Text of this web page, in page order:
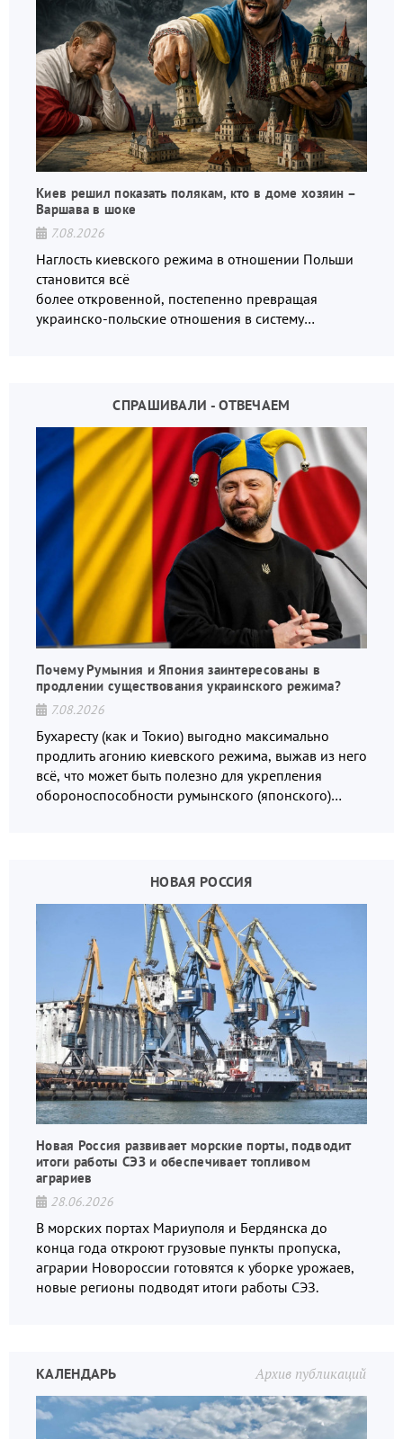
Киев решил показать полякам, кто в доме хозяин –
Варшава в шоке
7.08.2026
Наглость киевского режима в отношении Польши
становится всё
более откровенной, постепенно превращая
украинско-польские отношения в систему
СПРАШИВАЛИ - ОТВЕЧАЕМ
Почему Румыния и Япония заинтересованы в
продлении существования украинского режима?
7.08.2026
Бухаресту (как и Токио) выгодно максимально
продлить агонию киевского режима, выжав из него
всё, что может быть полезно для укрепления
обороноспособности румынского (японского)
НОВАЯ РОССИЯ
Новая Россия развивает морские порты, подводит
итоги работы СЭЗ и обеспечивает топливом
аграриев
28.06.2026
В морских портах Мариуполя и Бердянска до
конца года откроют грузовые пункты пропуска,
аграрии Новороссии готовятся к уборке урожаев,
новые регионы подводят итоги работы СЭЗ.
Архив публикаций
КАЛЕНДАРЬ